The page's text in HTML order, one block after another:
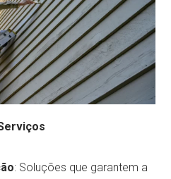
: Soluções que garantem a